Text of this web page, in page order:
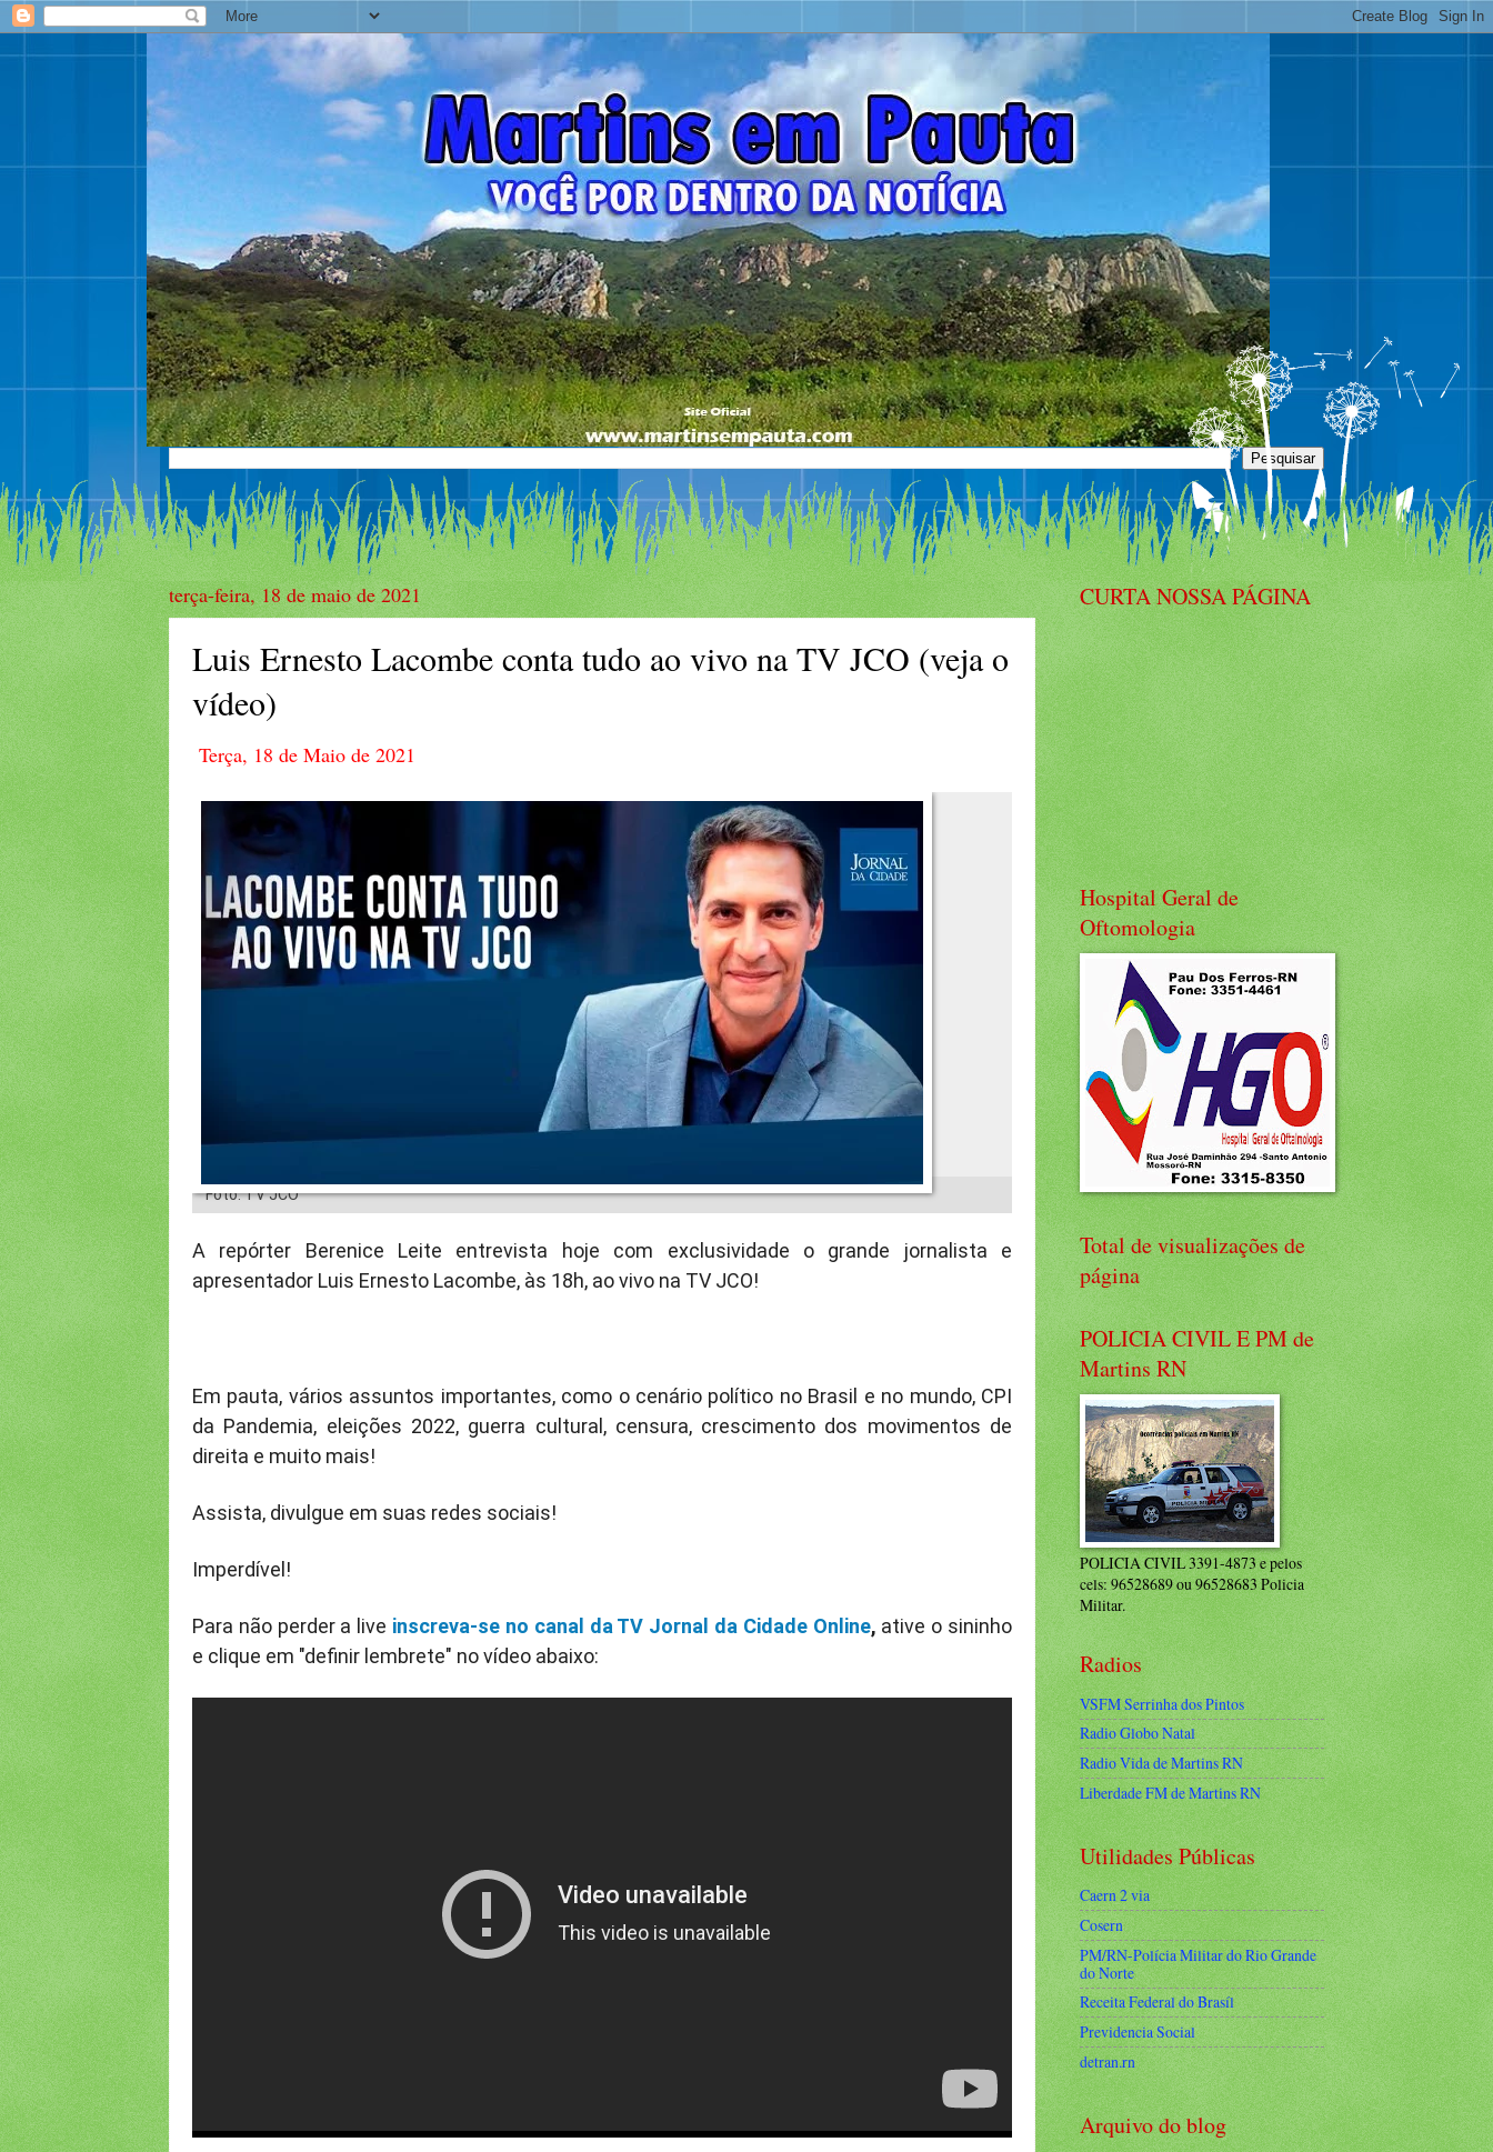
terça-feira, 18 de maio de 2021
Luis Ernesto Lacombe conta tudo ao vivo na TV JCO (veja o
vídeo)
Terça, 18 de Maio de 2021
Foto: TV JCO
A repórter Berenice Leite entrevista hoje com exclusividade o grande jornalista e
apresentador Luis Ernesto Lacombe, às 18h, ao vivo na TV JCO!
Em pauta, vários assuntos importantes, como o cenário político no Brasil e no mundo, CPI
da Pandemia, eleições 2022, guerra cultural, censura, crescimento dos movimentos de
direita e muito mais!
Assista, divulgue em suas redes sociais!
Imperdível!
Para não perder a live inscreva-se no canal da TV Jornal da Cidade Online, ative o sininho
e clique em "definir lembrete" no vídeo abaixo:
CURTA NOSSA PÁGINA
Hospital Geral de
Oftomologia
Total de visualizações de
página
POLICIA CIVIL E PM de
Martins RN
POLICIA CIVIL 3391-4873 e pelos
cels: 96528689 ou 96528683 Policia
Militar.
Radios
VSFM Serrinha dos Pintos
Radio Globo Natal
Radio Vida de Martins RN
Liberdade FM de Martins RN
Utilidades Públicas
Caern 2 via
Cosern
PM/RN-Polícia Militar do Rio Grande
do Norte
Receita Federal do Brasíl
Previdencia Social
detran.rn
Arquivo do blog